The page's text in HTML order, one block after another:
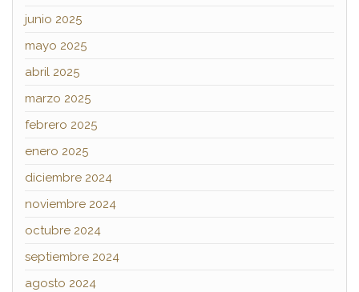
junio 2025
mayo 2025
abril 2025
marzo 2025
febrero 2025
enero 2025
diciembre 2024
noviembre 2024
octubre 2024
septiembre 2024
agosto 2024